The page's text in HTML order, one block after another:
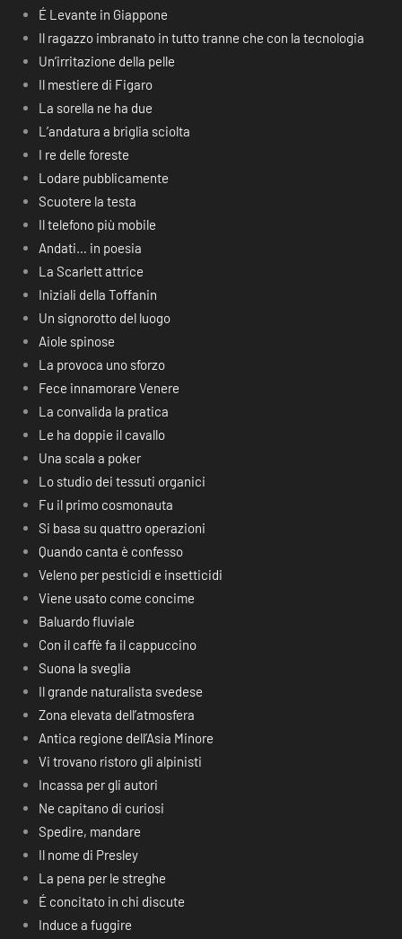
É Levante in Giappone
Il ragazzo imbranato in tutto tranne che con la tecnologia
Un’irritazione della pelle
Il mestiere di Figaro
La sorella ne ha due
L’andatura a briglia sciolta
I re delle foreste
Lodare pubblicamente
Scuotere la testa
Il telefono più mobile
Andati… in poesia
La Scarlett attrice
Iniziali della Toffanin
Un signorotto del luogo
Aiole spinose
La provoca uno sforzo
Fece innamorare Venere
La convalida la pratica
Le ha doppie il cavallo
Una scala a poker
Lo studio dei tessuti organici
Fu il primo cosmonauta
Si basa su quattro operazioni
Quando canta è confesso
Veleno per pesticidi e insetticidi
Viene usato come concime
Baluardo fluviale
Con il caffè fa il cappuccino
Suona la sveglia
Il grande naturalista svedese
Zona elevata dell’atmosfera
Antica regione dell’Asia Minore
Vi trovano ristoro gli alpinisti
Incassa per gli autori
Ne capitano di curiosi
Spedire, mandare
Il nome di Presley
La pena per le streghe
É concitato in chi discute
Induce a fuggire